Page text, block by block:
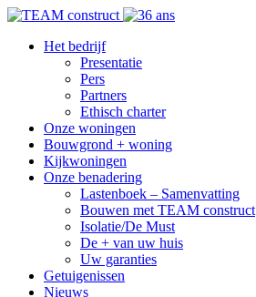
Het bedrijf
Presentatie
Pers
Partners
Ethisch charter
Onze woningen
Bouwgrond + woning
Kijkwoningen
Onze benadering
Lastenboek – Samenvatting
Bouwen met TEAM construct
Isolatie/De Must
De + van uw huis
Uw garanties
Getuigenissen
Nieuws